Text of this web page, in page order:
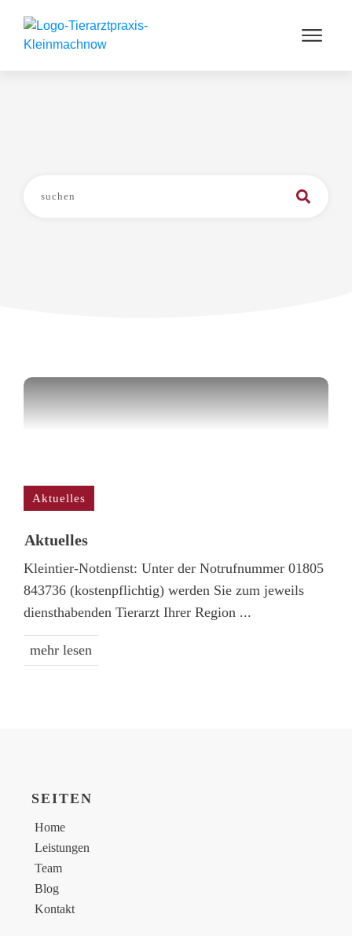
Aktuelles
Aktuelles
Kleintier-Notdienst: Unter der Notrufnummer 01805
843736 (kostenpflichtig) werden Sie zum jeweils
diensthabenden Tierarzt Ihrer Region ...
mehr lesen
SEITEN
Home
Leistungen
Team
Blog
Kontakt